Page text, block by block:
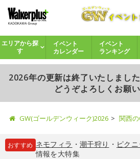
エリアから探
す
イベント
カレンダー
イベント
ランキング
2026年の更新は終了いたしまし
どうぞよろしくお願い
GW(ゴールデンウィーク)2026 関西
おすすめ ネモフィラ ・ 潮干狩り ・ ピク
情報を大特集